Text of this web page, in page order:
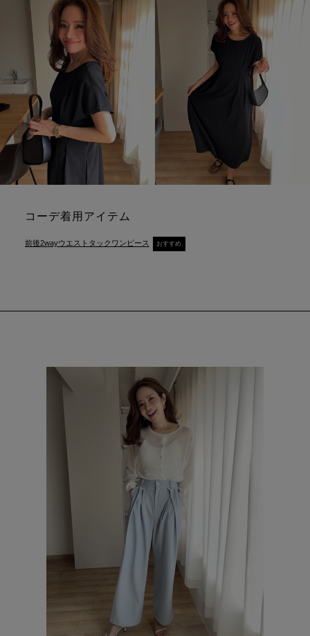
コーデ着用アイテム
前後2wayウエストタックワンピース おすすめ